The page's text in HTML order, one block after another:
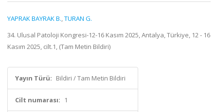
YAPRAK BAYRAK B.,TURAN G.
34. Ulusal Patoloji Kongresi-12-16 Kasım 2025, Antalya, Türkiye, 12 - 16
Kasım 2025, cilt.1, (Tam Metin Bildiri)
Yayın Türü: Bildiri / Tam Metin Bildiri
Cilt numarası: 1